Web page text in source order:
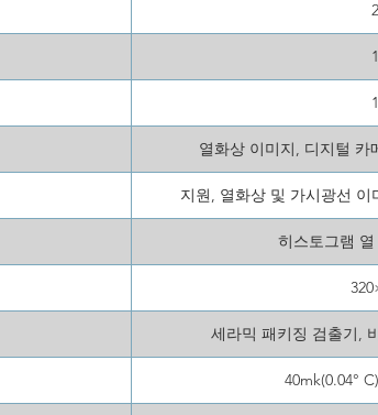
열화상 이미지, 디지털 카
지원, 열화상 및 가시광선 이
히스토그램
세라믹 패키징 검출기,
40mk(0.04°